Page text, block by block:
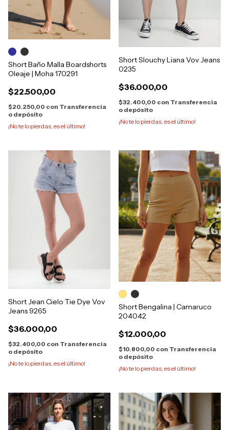
Short Baño Malla Boardshorts
Oleaje | Moha 170291
$22.500,00
$20.250,00 con Transferencia
o depósito
¡No te lo pierdas, es el último!
Short Slouchy Liana Vov Jeans
0235
$36.000,00
$32.400,00 con Transferencia
o depósito
¡No te lo pierdas, es el último!
Short Jean Cielo Tie Dye Vov
Jeans 9265
$36.000,00
$32.400,00 con Transferencia
o depósito
¡No te lo pierdas, es el último!
Short Bengalina | Camaruco
204042
$12.000,00
$10.800,00 con Transferencia
o depósito
¡No te lo pierdas, es el último!